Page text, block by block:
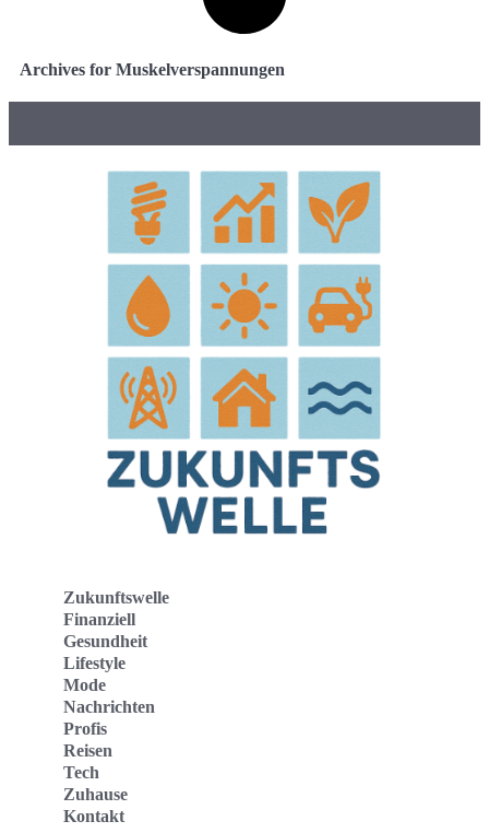
Archives for Muskelverspannungen
Zukunftswelle
Finanziell
Gesundheit
Lifestyle
Mode
Nachrichten
Profis
Reisen
Tech
Zuhause
Kontakt